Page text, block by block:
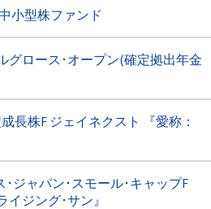
小型株ファンド
グロース･オープン(確定拠出年金
長株F ジェイネクスト 『愛称：
･ジャパン･スモール･キャップF
イジング･サン』